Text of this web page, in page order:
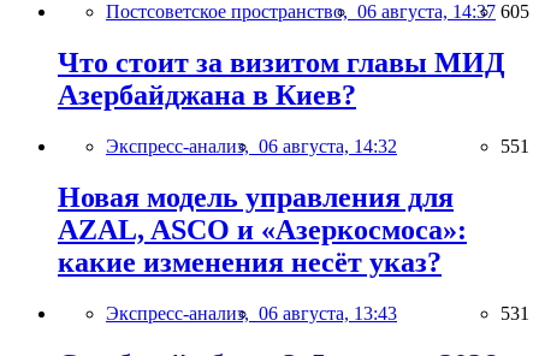
Постсоветское пространство, 06 августа, 14:37 605
Что стоит за визитом главы МИД
Азербайджана в Киев?
Экспресс-анализ, 06 августа, 14:32 551
Новая модель управления для
AZAL, ASCO и «Азеркосмоса»:
какие изменения несёт указ?
Экспресс-анализ, 06 августа, 13:43 531